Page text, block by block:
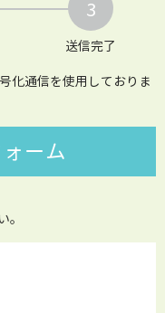
送信完了
化通信を使用しておりま
ーム